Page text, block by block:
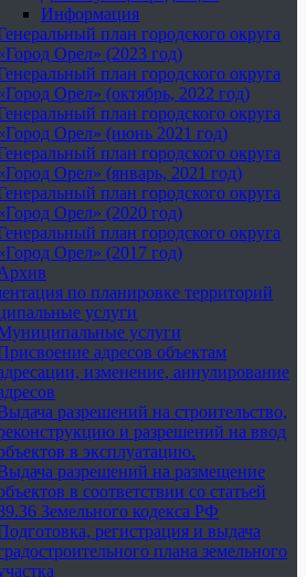
Информация
план городского округа
Орел» (2023 год)
план городского округа
Орел» (октябрь, 2022 год)
план городского округа
Орел» (июнь 2021 год)
план городского округа
Орел» (январь, 2021 год)
план городского округа
Орел» (2020 год)
план городского округа
Орел» (2017 год)
по планировке территорий
услуги
услуги
адресов объектам
изменение, аннулирование
разрешений на строительство,
и разрешений на ввод
в эксплуатацию.
разрешений на размещение
в соответствии со статьей
Земельного кодекса РФ
регистрация и выдача
плана земельного